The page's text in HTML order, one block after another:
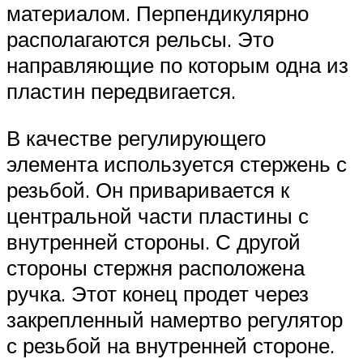
материалом. Перпендикулярно
располагаются рельсы. Это
направляющие по которым одна из
пластин передвигается.
В качестве регулирующего
элемента используется стержень с
резьбой. Он приваривается к
центральной части пластины с
внутренней стороны. С другой
стороны стержня расположена
ручка. Этот конец продет через
закрепленный намертво регулятор
с резьбой на внутренней стороне.